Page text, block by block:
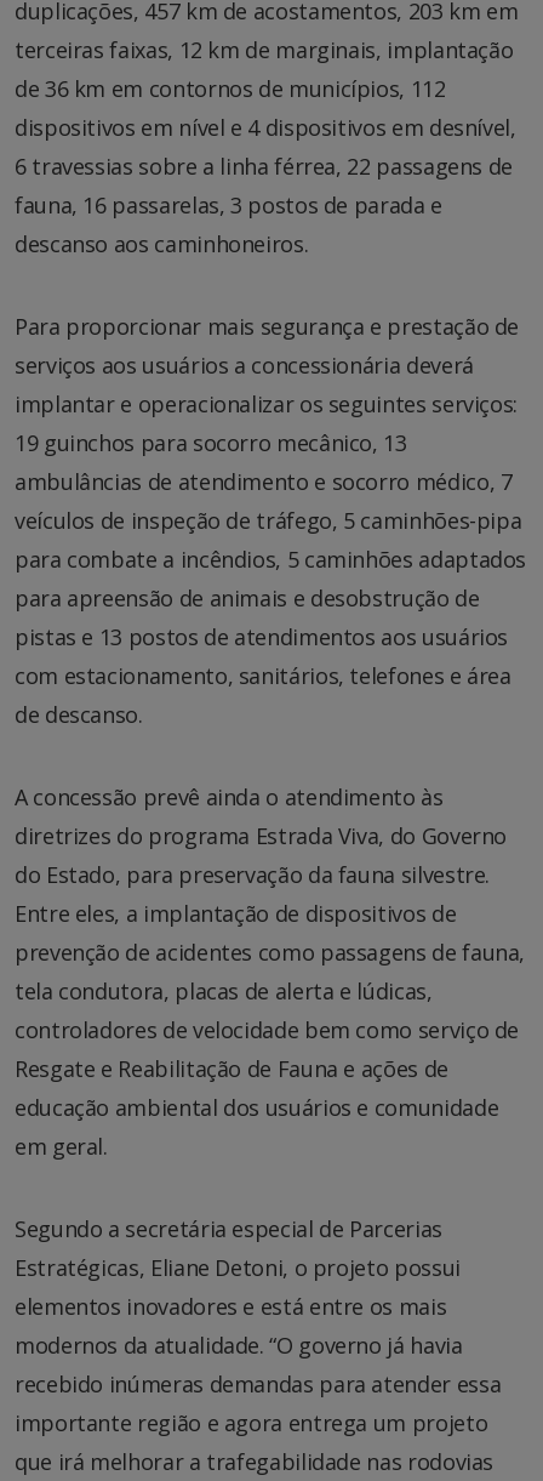
duplicações, 457 km de acostamentos, 203 km em
terceiras faixas, 12 km de marginais, implantação
de 36 km em contornos de municípios, 112
dispositivos em nível e 4 dispositivos em desnível,
6 travessias sobre a linha férrea, 22 passagens de
fauna, 16 passarelas, 3 postos de parada e
descanso aos caminhoneiros.
Para proporcionar mais segurança e prestação de
serviços aos usuários a concessionária deverá
implantar e operacionalizar os seguintes serviços:
19 guinchos para socorro mecânico, 13
ambulâncias de atendimento e socorro médico, 7
veículos de inspeção de tráfego, 5 caminhões-pipa
para combate a incêndios, 5 caminhões adaptados
para apreensão de animais e desobstrução de
pistas e 13 postos de atendimentos aos usuários
com estacionamento, sanitários, telefones e área
de descanso.
A concessão prevê ainda o atendimento às
diretrizes do programa Estrada Viva, do Governo
do Estado, para preservação da fauna silvestre.
Entre eles, a implantação de dispositivos de
prevenção de acidentes como passagens de fauna,
tela condutora, placas de alerta e lúdicas,
controladores de velocidade bem como serviço de
Resgate e Reabilitação de Fauna e ações de
educação ambiental dos usuários e comunidade
em geral.
Segundo a secretária especial de Parcerias
Estratégicas, Eliane Detoni, o projeto possui
elementos inovadores e está entre os mais
modernos da atualidade. “O governo já havia
recebido inúmeras demandas para atender essa
importante região e agora entrega um projeto
que irá melhorar a trafegabilidade nas rodovias